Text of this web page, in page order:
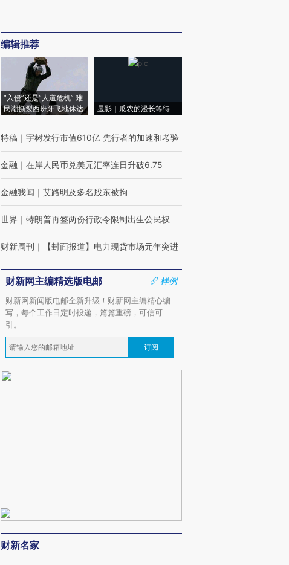
编辑推荐
“入侵”还是“人道危机” 难
民潮撕裂西班牙飞地休达
显影｜瓜农的漫长等待
特稿 ｜ 宇树发行市值610亿 先行者的加速和考验
金融 ｜ 在岸人民币兑美元汇率连日升破6.75
金融我闻 ｜ 艾路明及多名股东被拘
世界 ｜ 特朗普再签两份行政令限制出生公民权
财新周刊 ｜ 【封面报道】电力现货市场元年突进
财新网主编精选版电邮
样例
财新网新闻版电邮全新升级！财新网主编精心编
写，每个工作日定时投递，篇篇重磅，可信可
引。
订阅
财新名家